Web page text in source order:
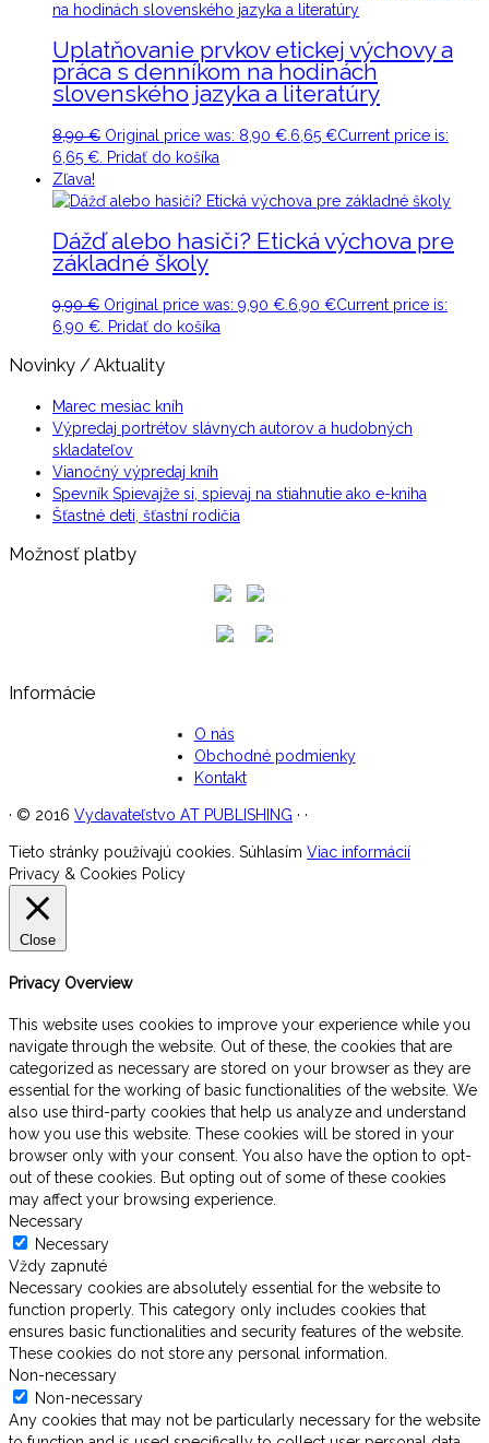
Uplatňovanie prvkov etickej výchovy a
práca s denníkom na hodinách
slovenského jazyka a literatúry
8,90€ Original price was: 8,90 €. 6,65 €Current price is:
6,65 €. Pridať do košíka
Zľava!
Dážď alebo hasiči? Etická výchova pre
základné školy
9,90€ Original price was: 9,90 €. 6,90 €Current price is:
6,90 €. Pridať do košíka
Novinky / Aktuality
Marec mesiac kníh
Výpredaj portrétov slávnych autorov a hudobných
skladateľov
Vianočný výpredaj kníh
Spevník Spievajže si, spievaj na stiahnutie ako e-kniha
Šťastné deti, šťastní rodičia
Možnosť platby
Informácie
O nás
Obchodné podmienky
Kontakt
· © 2016 Vydavateľstvo AT PUBLISHING · ·
Tieto stránky používajú cookies. Súhlasím Viac informácií
Privacy & Cookies Policy
Close
Privacy Overview
This website uses cookies to improve your experience while you
navigate through the website. Out of these, the cookies that are
categorized as necessary are stored on your browser as they are
essential for the working of basic functionalities of the website. We
also use third-party cookies that help us analyze and understand
how you use this website. These cookies will be stored in your
browser only with your consent. You also have the option to opt-
out of these cookies. But opting out of some of these cookies
may affect your browsing experience.
Necessary
Necessary
Vždy zapnuté
Necessary cookies are absolutely essential for the website to
function properly. This category only includes cookies that
ensures basic functionalities and security features of the website.
These cookies do not store any personal information.
Non-necessary
Non-necessary
Any cookies that may not be particularly necessary for the website